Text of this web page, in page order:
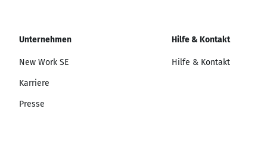
Unternehmen
New Work SE
Karriere
Presse
Hilfe & Kontakt
Hilfe & Kontakt